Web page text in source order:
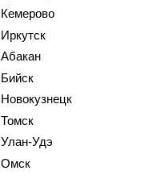
Кемерово
Иркутск
Абакан
Бийск
Новокузнецк
Томск
Улан-Удэ
Омск